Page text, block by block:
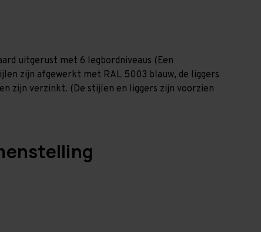
uitgerust met 6 legbordniveaus (Een
zijn afgewerkt met RAL 5003 blauw, de liggers
zijn verzinkt. (De stijlen en liggers zijn voorzien